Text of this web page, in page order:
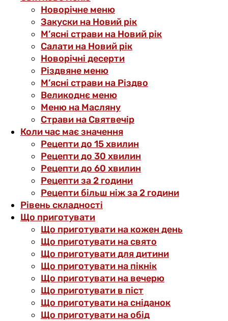
Новорічне меню
Закуски на Новий рік
М’ясні страви на Новий рік
Салати на Новий рік
Новорічні десерти
Різдвяне меню
М’ясні страви на Різдво
Великоднє меню
Меню на Масляну
Страви на Святвечір
Коли час має значення
Рецепти до 15 хвилин
Рецепти до 30 хвилин
Рецепти до 60 хвилин
Рецепти за 2 години
Рецепти більш ніж за 2 години
Рівень складності
Що приготувати
Що приготувати на кожен день
Що приготувати на свято
Що приготувати для дитини
Що приготувати на пікнік
Що приготувати на вечерю
Що приготувати в піст
Що приготувати на сніданок
Що приготувати на обід